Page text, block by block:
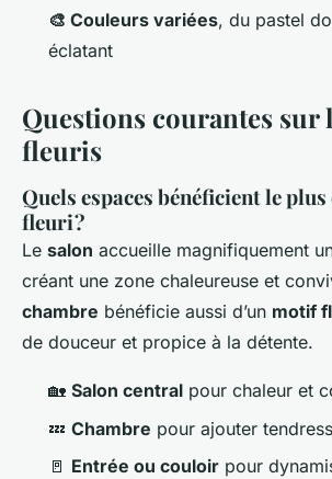
🎨 Couleurs variées, du pastel
éclatant
Questions courantes sur
fleuris
Quels espaces bénéficient le plus
fleuri ?
Le salon accueille magnifiquement
créant une zone chaleureuse et
chambre bénéficie aussi d’un motif
de douceur et propice à la détente.
🏡 Salon central pour chaleur et
💤 Chambre pour ajouter
🚪 Entrée ou couloir pour